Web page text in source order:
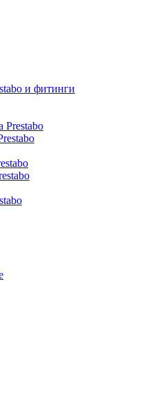
и фитинги